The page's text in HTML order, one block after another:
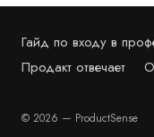
Гайд по входу в
Продакт отвечает
© 2026 — ProductSense